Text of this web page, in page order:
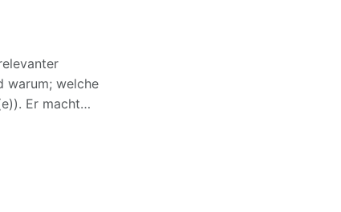
warum; welche
Er macht…